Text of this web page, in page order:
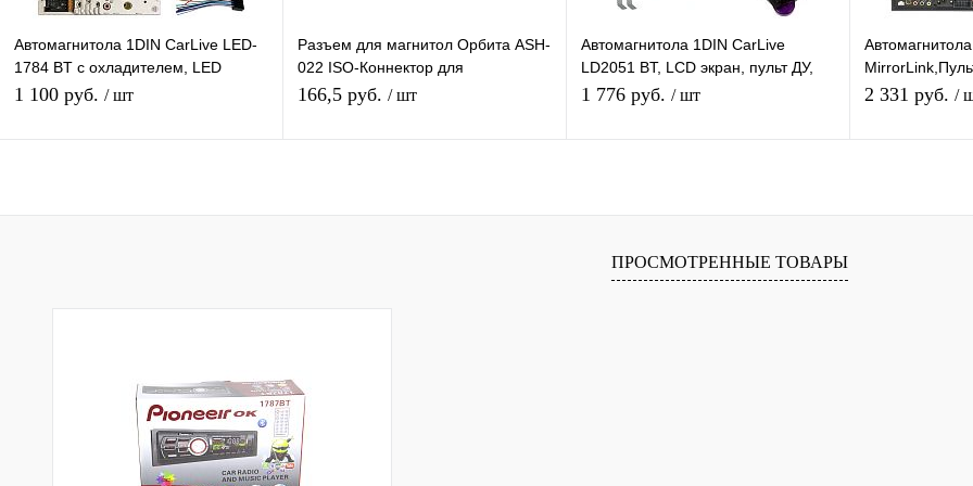
Автомагнитола 1DIN CarLive LED-
1784 BT с охладителем, LED
экран, Bluetooth, пульт ДУ, FM,
1 100 руб. / шт
Разъем для магнитол Орбита ASH-
022 ISO-Коннектор для
автомагнитол Panasonic 16pin CQ-
166,5 руб. / шт
Автомагнитола 1DIN CarLive
LD2051 BT, LCD экран, пульт ДУ,
FM радио, 2 USB разъема, TF,
1 776 руб. / шт
В избранное Под заказ
экран 7" FM
2 331 руб. /
ПРОСМОТРЕННЫЕ ТОВАРЫ